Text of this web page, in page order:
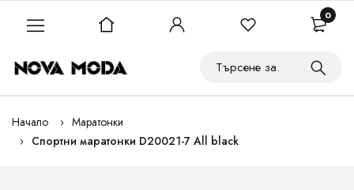
Начало
Маратонки
Спортни маратонки D20021-7 All black
0